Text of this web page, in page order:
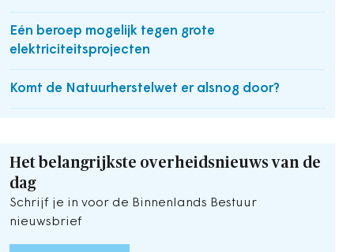
Eén beroep mogelijk tegen grote
elektriciteitsprojecten
Komt de Natuurherstelwet er alsnog door?
Het belangrijkste overheidsnieuws van de
dag
Schrijf je in voor de Binnenlands Bestuur
nieuwsbrief